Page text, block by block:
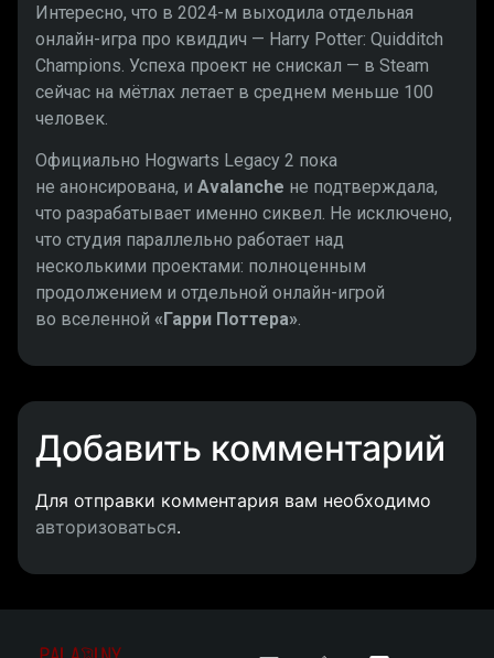
Интересно, что в 2024-м выходила отдельная
онлайн-игра про квиддич — Harry Potter: Quidditch
Champions. Успеха проект не снискал — в Steam
сейчас на мётлах летает в среднем меньше 100
человек.
Официально Hogwarts Legacy 2 пока
не анонсирована, и Avalanche не подтверждала,
что разрабатывает именно сиквел. Не исключено,
что студия параллельно работает над
несколькими проектами: полноценным
продолжением и отдельной онлайн-игрой
во вселенной «Гарри Поттера».
Добавить комментарий
Для отправки комментария вам необходимо
авторизоваться.